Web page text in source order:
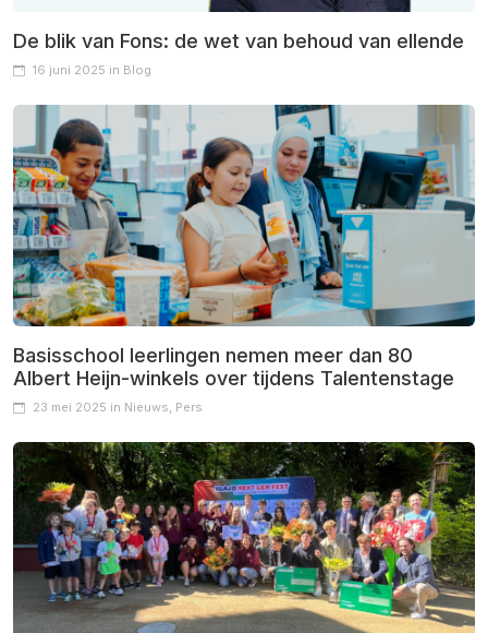
De blik van Fons: de wet van behoud van ellende
16 juni 2025 in Blog
Basisschool leerlingen nemen meer dan 80
Albert Heijn-winkels over tijdens Talentenstage
23 mei 2025 in Nieuws, Pers